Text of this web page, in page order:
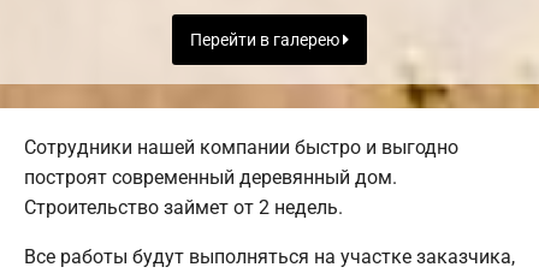
Перейти в галерею
Сотрудники нашей компании быстро и выгодно
построят современный деревянный дом.
Строительство займет от 2 недель.
Все работы будут выполняться на участке заказчика,